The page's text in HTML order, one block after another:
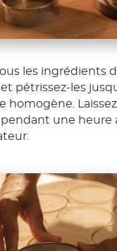
les ingrédients
et pétrissez-les
homogène.
une heure